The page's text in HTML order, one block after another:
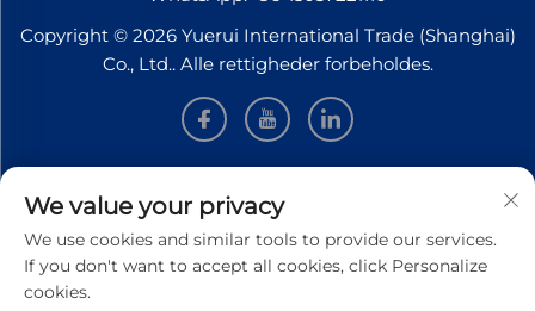
Copyright © 2026 Yuerui International Trade (Shanghai)
Co., Ltd.. Alle rettigheder forbeholdes.
INFORMATION
Tilmeld dig for at modtage vores ugentlige nyhedsbrev
We value your privacy
We use cookies and similar tools to provide our services.
If you don't want to accept all cookies, click Personalize
cookies.